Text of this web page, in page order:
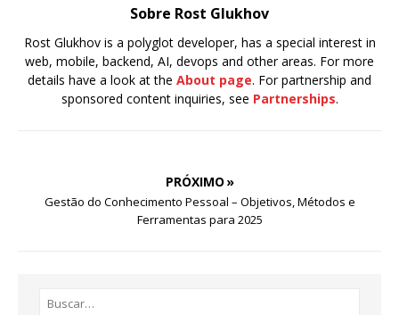
Sobre Rost Glukhov
Rost Glukhov is a polyglot developer, has a special interest in
web, mobile, backend, AI, devops and other areas. For more
details have a look at the About page. For partnership and
sponsored content inquiries, see Partnerships.
PRÓXIMO »
Gestão do Conhecimento Pessoal – Objetivos, Métodos e
Ferramentas para 2025